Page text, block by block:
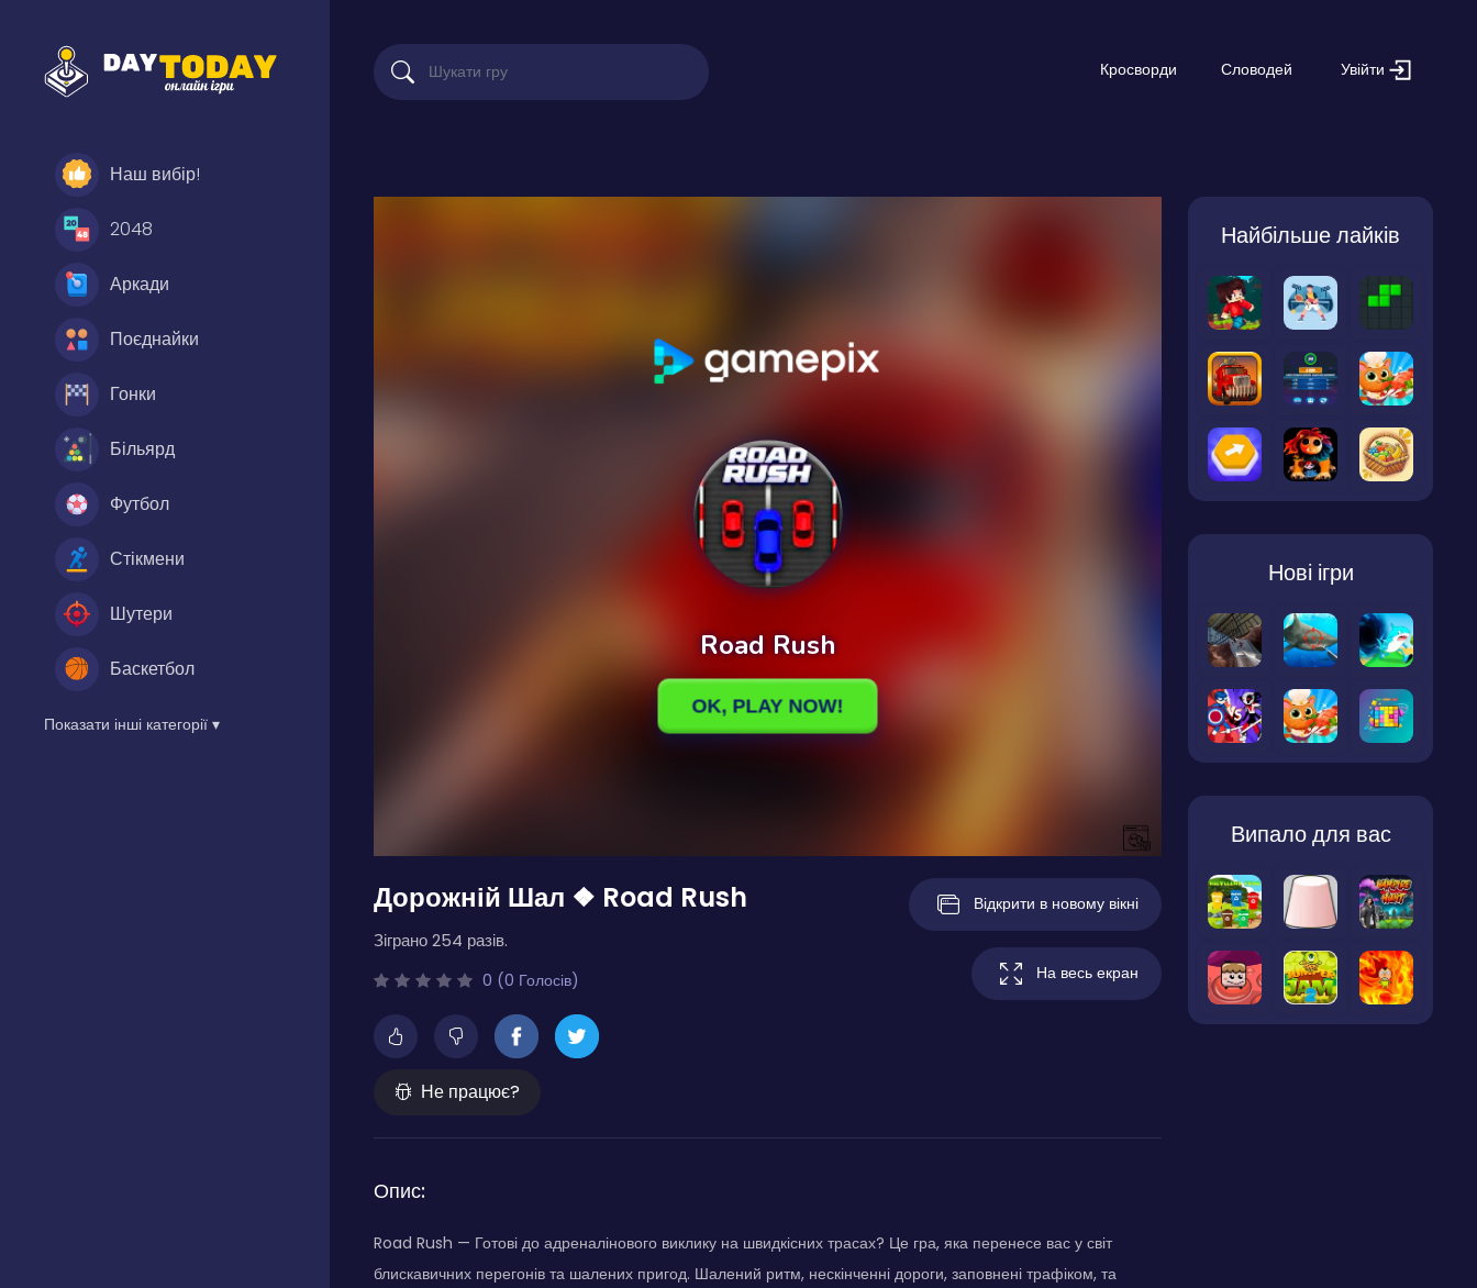
Наш вибір!
2048
Аркади
Поєднайки
Гонки
Більярд
Футбол
Стікмени
Шутери
Баскетбол
Показати інші категорії ▾
Кросворди Словодей Увійти
Дорожній Шал ❖ Road Rush
Зіграно 254 разів.
0 (0 Голосів)
Не працює?
Відкрити в новому вікні
На весь екран
Опис:
Road Rush — Готові до адреналінового виклику на швидкісних трасах? Це гра, яка перенесе вас у світ
блискавичних перегонів та шалених пригод. Шалений ритм, нескінченні дороги, заповнені трафіком, та
Найбільше лайків
Нові ігри
Випало для вас